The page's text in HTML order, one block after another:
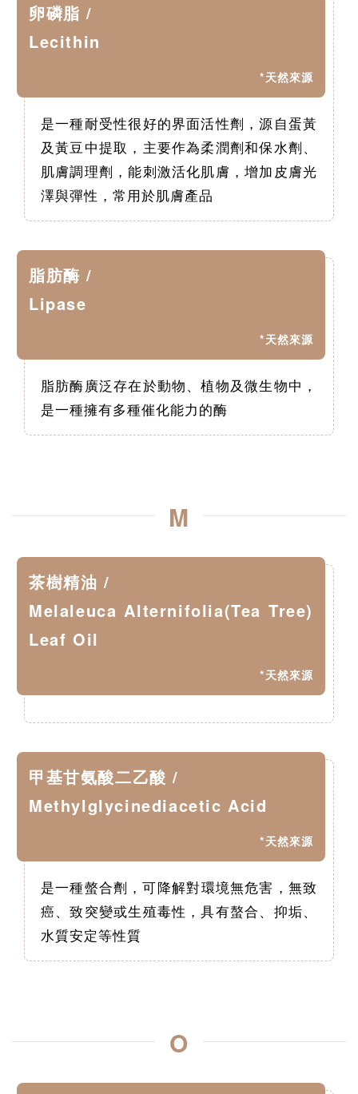
卵磷脂 /
Lecithin
*天然來源
是一種耐受性很好的界面活性劑，源自蛋黃
及黃豆中提取，主要作為柔潤劑和保水劑、
肌膚調理劑，能刺激活化肌膚，增加皮膚光
澤與彈性，常用於肌膚產品
脂肪酶 /
Lipase
*天然來源
脂肪酶廣泛存在於動物、植物及微生物中，
是一種擁有多種催化能力的酶
M
茶樹精油 /
Melaleuca Alternifolia(Tea Tree)
Leaf Oil
*天然來源
甲基甘氨酸二乙酸 /
Methylglycinediacetic Acid
*天然來源
是一種螫合劑，可​降解對環境無危害，無致
癌、致突變或生殖毒性，具有螯合、抑垢、
水質安定等性質
O